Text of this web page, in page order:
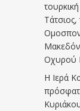
Οχυρού
Η Ιερά